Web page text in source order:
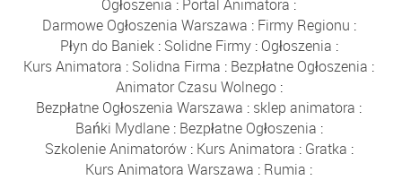
Ogłoszenia : Portal Animatora :
Darmowe Ogłoszenia Warszawa : Firmy Regionu :
Płyn do Baniek: Solidne Firmy: Ogłoszenia :
Kurs Animatora : Solidna Firma : Bezpłatne Ogłoszenia :
Animator Czasu Wolnego:
Bezpłatne Ogłoszenia Warszawa : sklep animatora :
Bańki Mydlane: Bezpłatne Ogłoszenia :
Szkolenie Animatorów: Kurs Animatora : Gratka :
Kurs Animatora Warszawa : Rumia :